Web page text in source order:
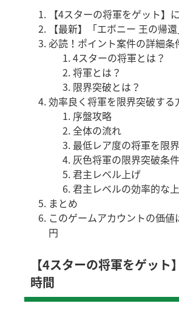
【4スターの将軍をゲット】
【最新】「エボニー 王の帰
必読！ポイント案件の詳細条
4スターの将軍とは？
将軍とは？
限界突破とは？
効率良く将軍を限界突破する
序盤攻略
全体の流れ
最低レア度の将軍を限
灰色将軍の限界突破条件
君主レベル上げ
君主レベルの効率的な
まとめ
このゲームアカウントの価
円
【4スターの将軍をゲット
時間